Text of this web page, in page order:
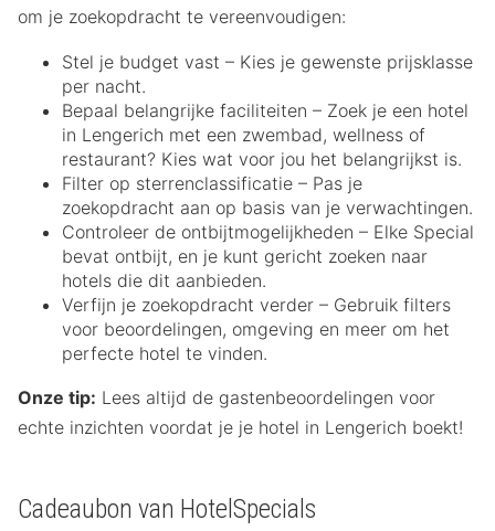
om je zoekopdracht te vereenvoudigen:
Stel je budget vast – Kies je gewenste prijsklasse
per nacht.
Bepaal belangrijke faciliteiten – Zoek je een hotel
in Lengerich met een zwembad, wellness of
restaurant? Kies wat voor jou het belangrijkst is.
Filter op sterrenclassificatie – Pas je
zoekopdracht aan op basis van je verwachtingen.
Controleer de ontbijtmogelijkheden – Elke Special
bevat ontbijt, en je kunt gericht zoeken naar
hotels die dit aanbieden.
Verfijn je zoekopdracht verder – Gebruik filters
voor beoordelingen, omgeving en meer om het
perfecte hotel te vinden.
Onze tip: Lees altijd de gastenbeoordelingen voor
echte inzichten voordat je je hotel in Lengerich boekt!
Cadeaubon van HotelSpecials